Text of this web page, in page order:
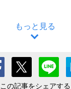
もっと見る
この記事をシェアする